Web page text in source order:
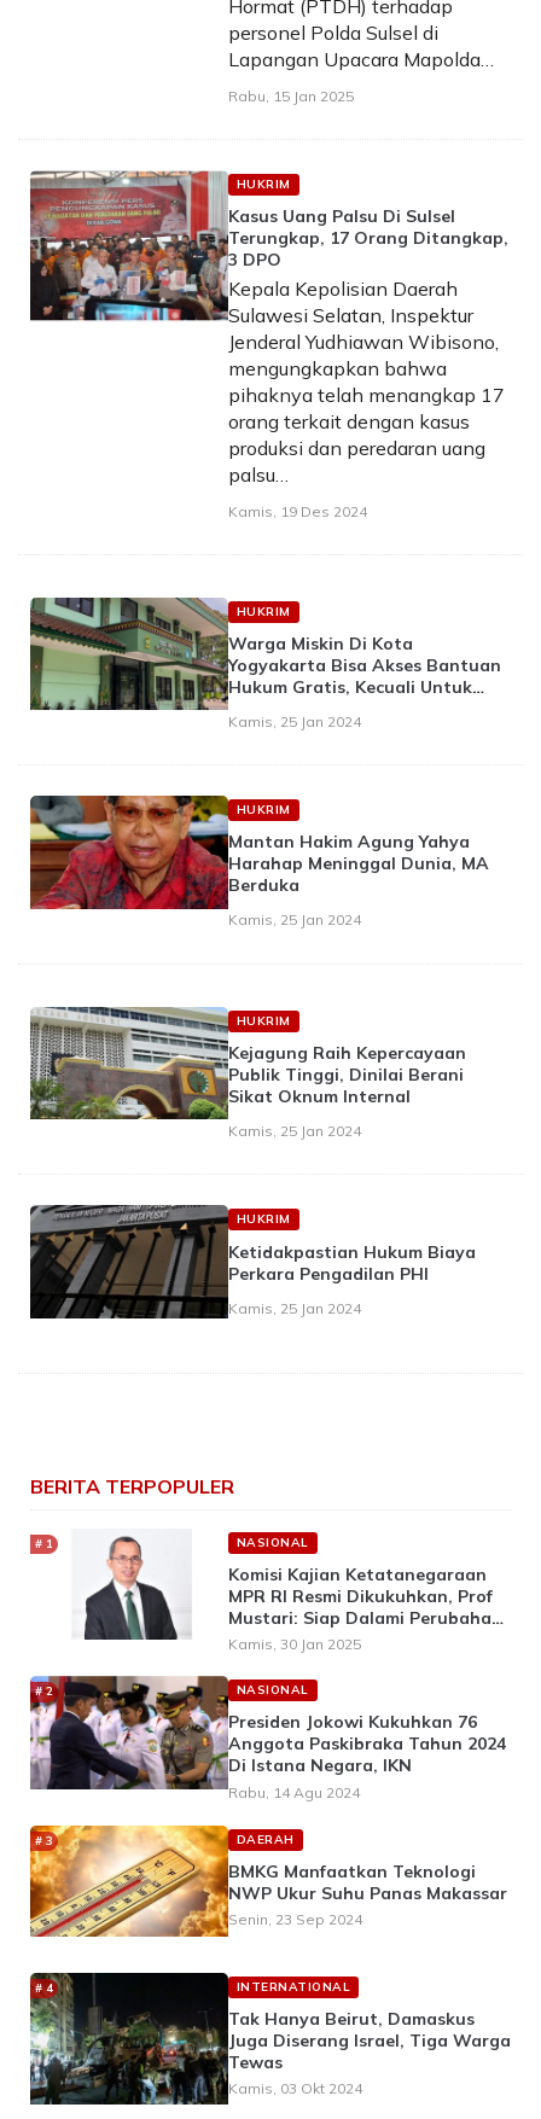
Hormat (PTDH) terhadap
personel Polda Sulsel di
Lapangan Upacara Mapolda…
Rabu, 15 Jan 2025
HUKRIM
Kasus Uang Palsu Di Sulsel
Terungkap, 17 Orang Ditangkap,
3 DPO
Kepala Kepolisian Daerah
Sulawesi Selatan, Inspektur
Jenderal Yudhiawan Wibisono,
mengungkapkan bahwa
pihaknya telah menangkap 17
orang terkait dengan kasus
produksi dan peredaran uang
palsu…
Kamis, 19 Des 2024
HUKRIM
Warga Miskin Di Kota
Yogyakarta Bisa Akses Bantuan
Hukum Gratis, Kecuali Untuk
Kasus Ini
Kamis, 25 Jan 2024
HUKRIM
Mantan Hakim Agung Yahya
Harahap Meninggal Dunia, MA
Berduka
Kamis, 25 Jan 2024
HUKRIM
Kejagung Raih Kepercayaan
Publik Tinggi, Dinilai Berani
Sikat Oknum Internal
Kamis, 25 Jan 2024
HUKRIM
Ketidakpastian Hukum Biaya
Perkara Pengadilan PHI
Kamis, 25 Jan 2024
BERITA TERPOPULER
NASIONAL
Komisi Kajian Ketatanegaraan
MPR RI Resmi Dikukuhkan, Prof
Mustari: Siap Dalami Perubahan
UUD 1945
Kamis, 30 Jan 2025
NASIONAL
Presiden Jokowi Kukuhkan 76
Anggota Paskibraka Tahun 2024
Di Istana Negara, IKN
Rabu, 14 Agu 2024
DAERAH
BMKG Manfaatkan Teknologi
NWP Ukur Suhu Panas Makassar
Senin, 23 Sep 2024
INTERNATIONAL
Tak Hanya Beirut, Damaskus
Juga Diserang Israel, Tiga Warga
Tewas
Kamis, 03 Okt 2024